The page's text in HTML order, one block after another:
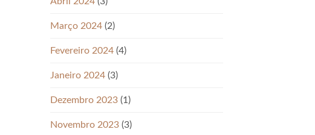
Março 2024 (2)
Fevereiro 2024 (4)
Janeiro 2024 (3)
Dezembro 2023 (1)
Novembro 2023 (3)